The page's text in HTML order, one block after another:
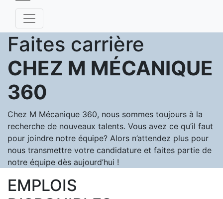
Faites carrière
CHEZ M MÉCANIQUE
360
Chez M Mécanique 360, nous sommes toujours à la
recherche de nouveaux talents. Vous avez ce qu’il faut
pour joindre notre équipe? Alors n’attendez plus pour
nous transmettre votre candidature et faites partie de
notre équipe dès aujourd’hui !
EMPLOIS